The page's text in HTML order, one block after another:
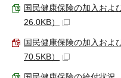
国民健康保険の加入およ
26.0KB）
国民健康保険の加入およ
70.5KB）